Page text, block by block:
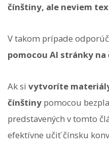
čínštiny, ale neviem
V takom prípade
pomocou AI stránky
Ak si vytvoríte
čínštiny pomocou
predstavených v tomto
efektívne učiť čínsku